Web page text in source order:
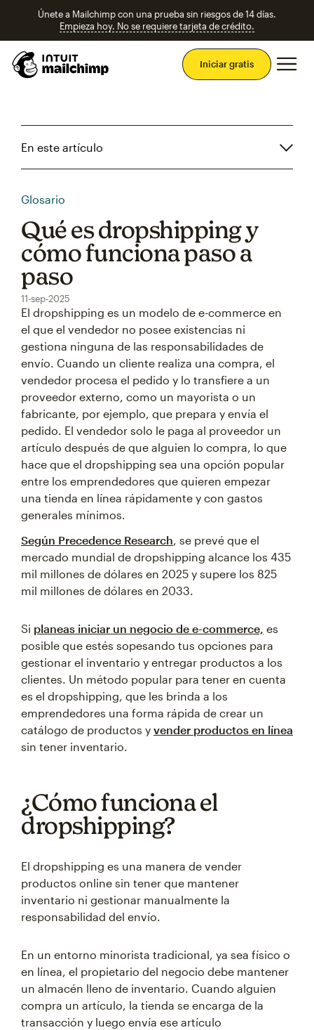
Únete a Mailchimp con una prueba sin riesgos de 14 días.
Empieza hoy. No se requiere tarjeta de crédito.
Iniciar gratis
En este artículo
Glosario
Qué es dropshipping y
cómo funciona paso a
paso
11-sep-2025
El dropshipping es un modelo de e-commerce en
el que el vendedor no posee existencias ni
gestiona ninguna de las responsabilidades de
envío. Cuando un cliente realiza una compra, el
vendedor procesa el pedido y lo transfiere a un
proveedor externo, como un mayorista o un
fabricante, por ejemplo, que prepara y envía el
pedido. El vendedor solo le paga al proveedor un
artículo después de que alguien lo compra, lo que
hace que el dropshipping sea una opción popular
entre los emprendedores que quieren empezar
una tienda en línea rápidamente y con gastos
generales mínimos.
Según Precedence Research, se prevé que el
mercado mundial de dropshipping alcance los 435
mil millones de dólares en 2025 y supere los 825
mil millones de dólares en 2033.
Si planeas iniciar un negocio de e-commerce, es
posible que estés sopesando tus opciones para
gestionar el inventario y entregar productos a los
clientes. Un método popular para tener en cuenta
es el dropshipping, que les brinda a los
emprendedores una forma rápida de crear un
catálogo de productos y vender productos en línea
sin tener inventario.
¿Cómo funciona el
dropshipping?
El dropshipping es una manera de vender
productos online sin tener que mantener
inventario ni gestionar manualmente la
responsabilidad del envío.
En un entorno minorista tradicional, ya sea físico o
en línea, el propietario del negocio debe mantener
un almacén lleno de inventario. Cuando alguien
compra un artículo, la tienda se encarga de la
transacción y luego envía ese artículo